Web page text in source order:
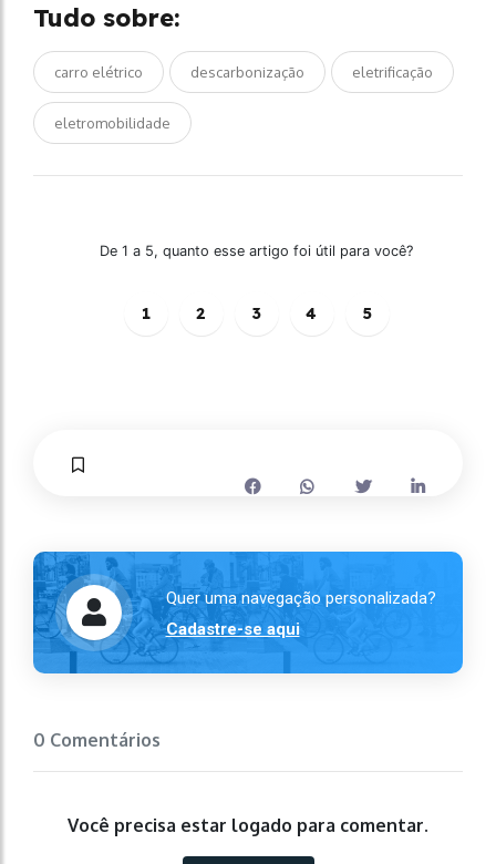
Tudo sobre:
carro elétrico descarbonização eletrificação
eletromobilidade
De 1 a 5, quanto esse artigo foi útil para você?
1 2 3 4 5
Quer uma navegação personalizada?
Cadastre-se aqui
0 Comentários
Você precisa estar logado para comentar.